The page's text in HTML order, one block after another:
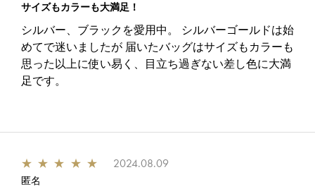
サイズもカラーも大満足！
シルバー、ブラックを愛用中。 シルバーゴールドは始
めてで迷いましたが 届いたバッグはサイズもカラーも
思った以上に使い易く、目立ち過ぎない差し色に大満
足です。
★ ★ ★ ★ ★ 2024.08.09
匿名